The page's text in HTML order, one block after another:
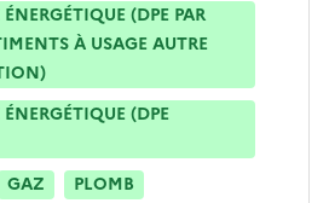
(DPE PAR
À USAGE AUTRE
(DPE
GAZ PLOMB